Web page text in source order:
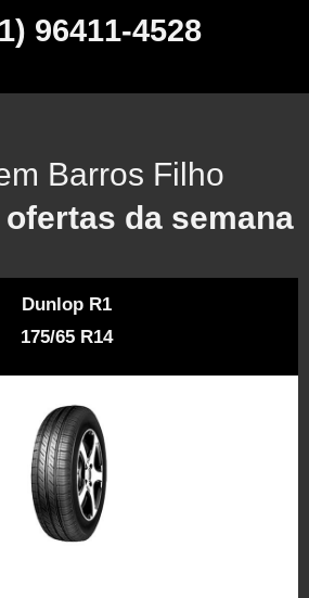
96411-4528
Barros Filho
da semana
Dunlop R1
175/65 R14